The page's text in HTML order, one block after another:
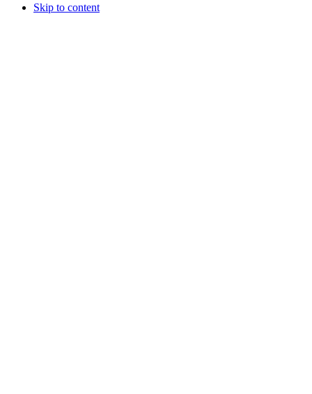
Skip to content